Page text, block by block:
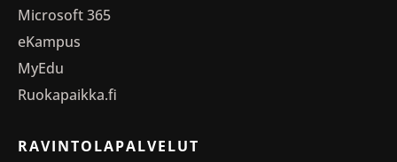
Microsoft 365
eKampus
MyEdu
Ruokapaikka.fi
RAVINTOLAPALVELUT